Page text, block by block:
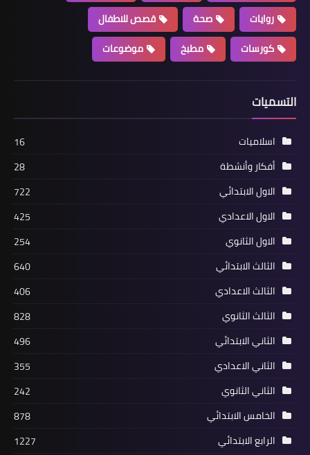
روايات
صحة
قصص للاطفال
كورسات
مطبخ موضوعات
التسميات
اسلاميات
16
أفكار وأنشطة
28
الاول الابتدائي
722
الاول الاعدادي
425
الاول الثانوي
254
الثالث الابتدائي
640
الثالث الاعدادي
406
الثالث الثانوي
828
الثاني الابتدائي
496
الثاني الاعدادي
355
الثاني الثانوي
242
الخامس الابتدائي
878
الرابع الابتدائي
1227